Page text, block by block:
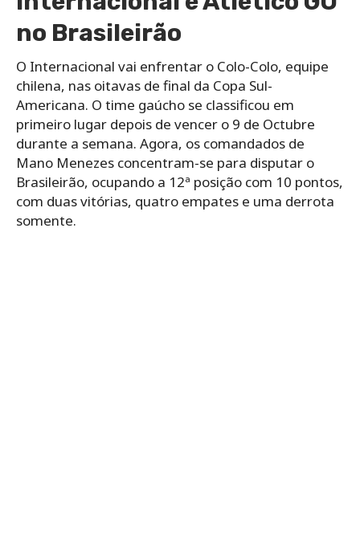
no Brasileirão
O Internacional vai enfrentar o Colo-Colo, equipe
chilena, nas oitavas de final da Copa Sul-
Americana. O time gaúcho se classificou em
primeiro lugar depois de vencer o 9 de Octubre
durante a semana. Agora, os comandados de
Mano Menezes concentram-se para disputar o
Brasileirão, ocupando a 12ª posição com 10 pontos,
com duas vitórias, quatro empates e uma derrota
somente.